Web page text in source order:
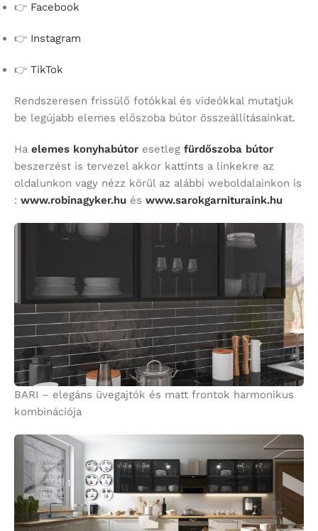
👉 Facebook
👉 Instagram
👉 TikTok
Rendszeresen frissülő fotókkal és videókkal mutatjuk
be legújabb elemes előszoba bútor összeállításainkat.
Ha elemes konyhabútor esetleg fürdőszoba bútor
beszerzést is tervezel akkor kattints a linkekre az
oldalunkon vagy nézz körül az alábbi weboldalainkon is
: www.robinagyker.hu és www.sarokgarnituraink.hu
BARI – elegáns üvegajtók és matt frontok harmonikus
kombinációja